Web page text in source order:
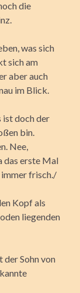
die
was sich
sich am
aber auch
im Blick.
ist doch der
bin.
Nee,
das erste Mal
immer frisch./
Kopf als
liegenden
der Sohn von